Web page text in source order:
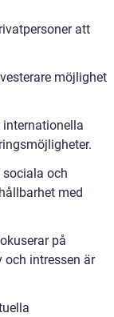
att
möjlighet
och
med
på
och intressen är